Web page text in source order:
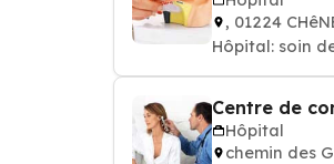
, 01224
Hôpital: soin
Centre de
Hôpital
chemin des